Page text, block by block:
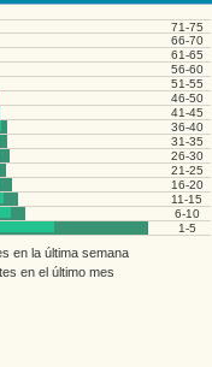
71-75
66-70
61-65
56-60
51-55
46-50
41-45
36-40
31-35
26-30
21-25
16-20
11-15
6-10
1-5
en la última semana
en el último mes